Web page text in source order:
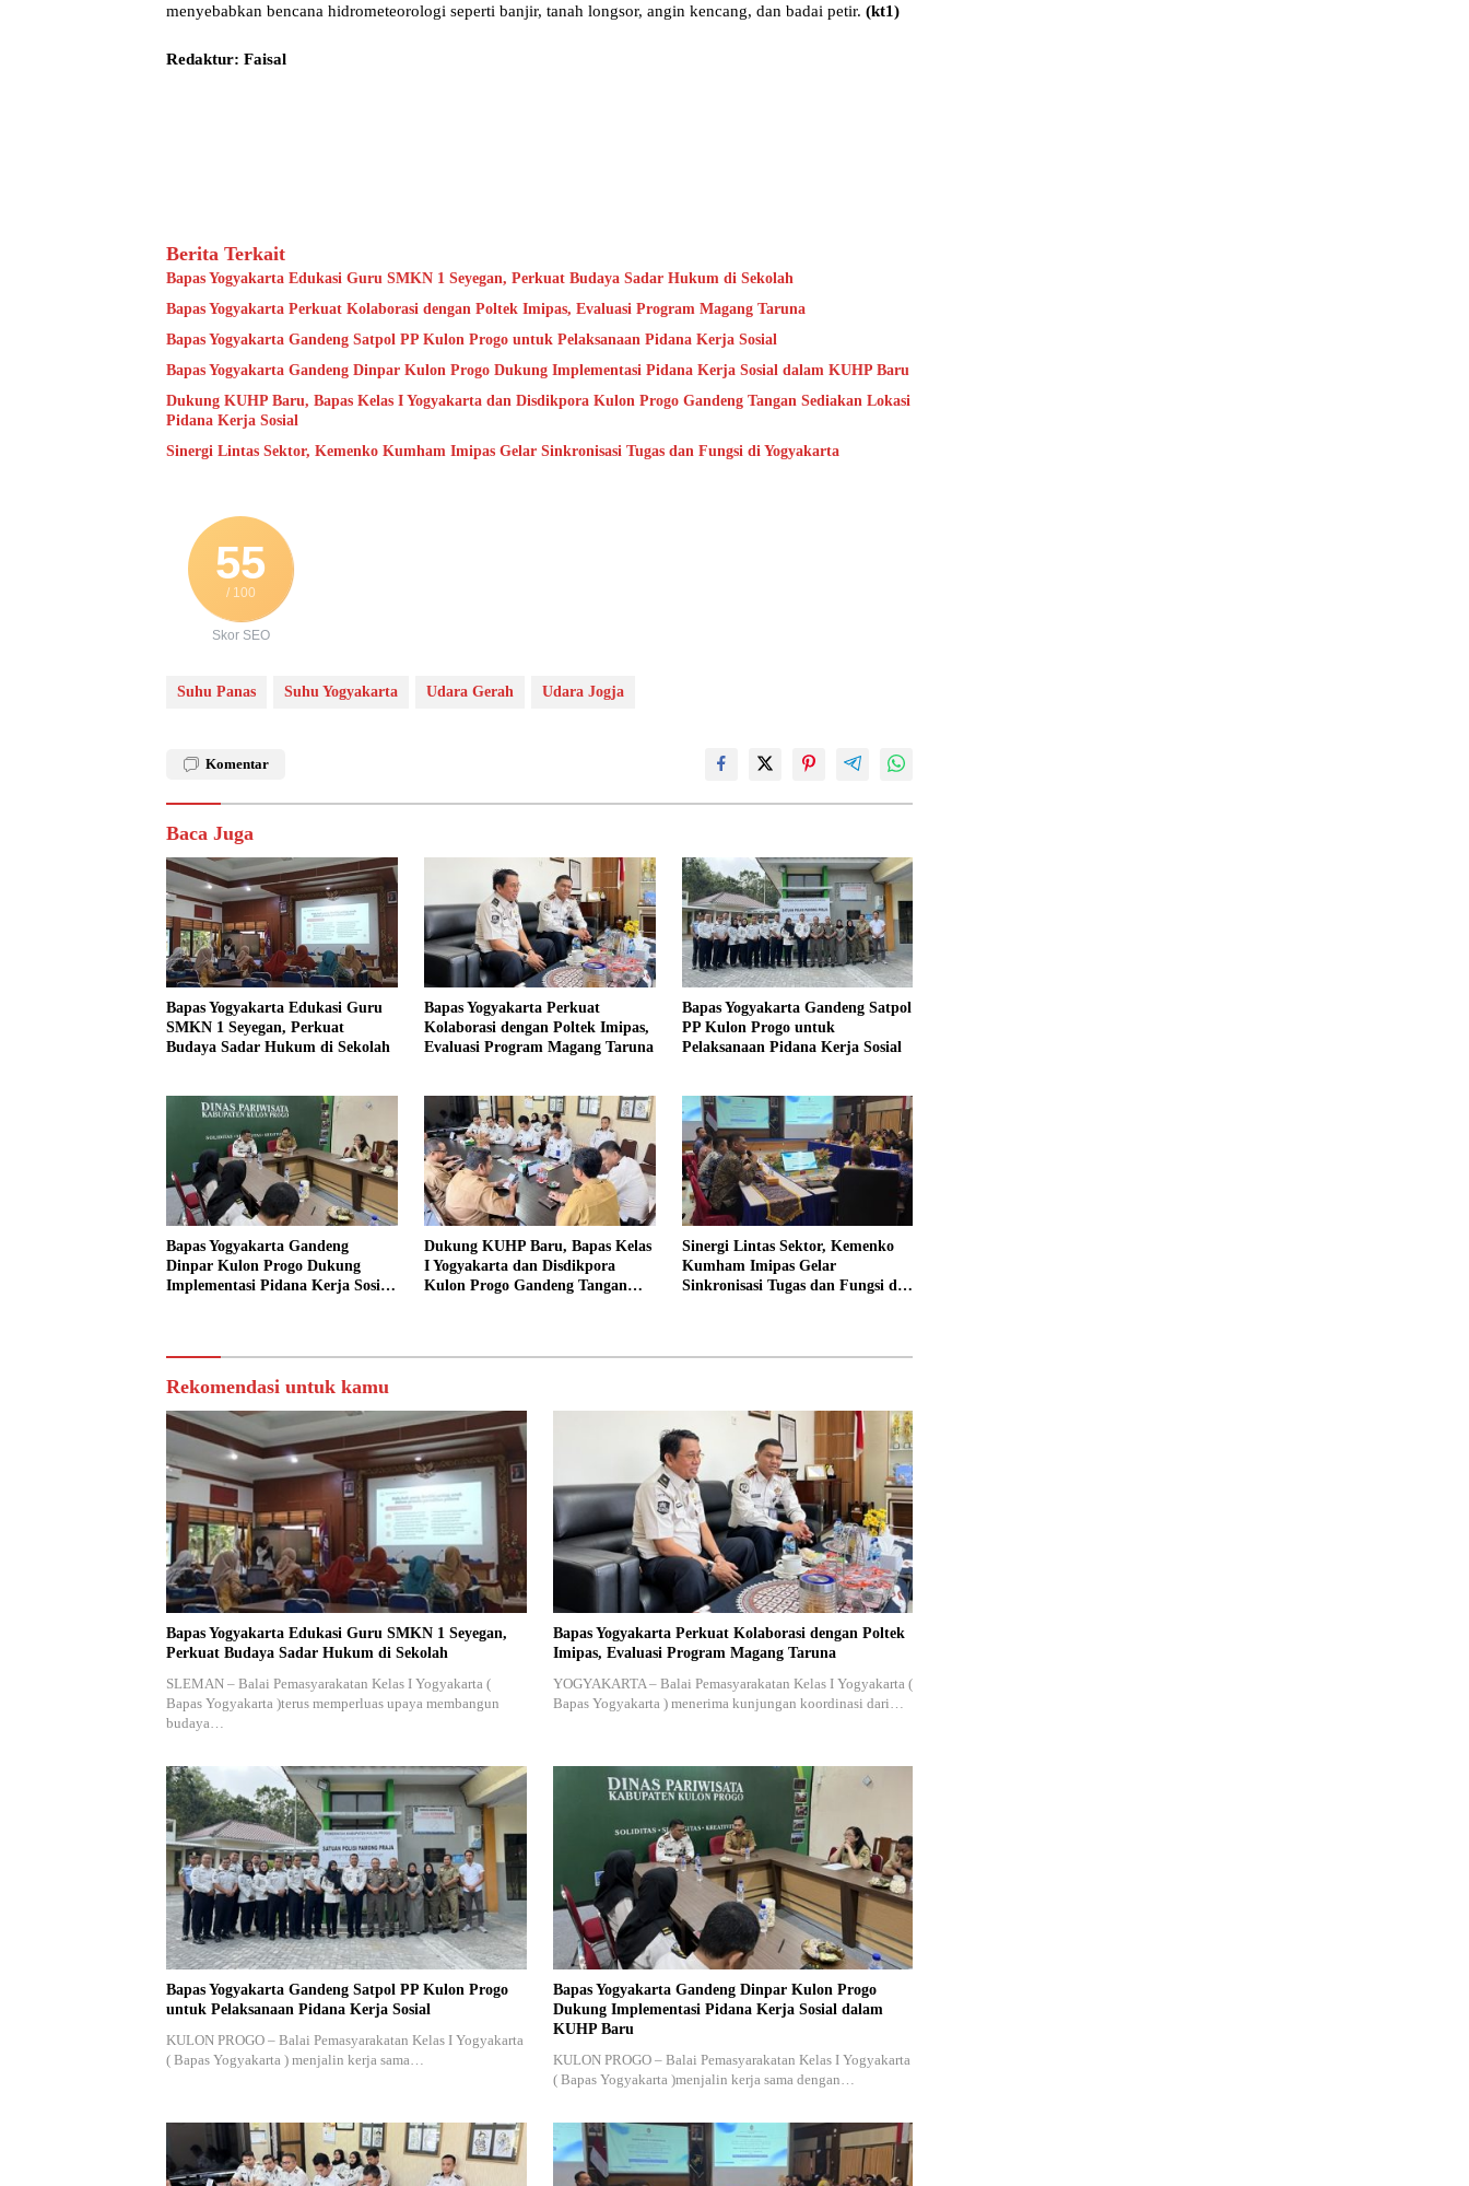
menyebabkan bencana hidrometeorologi seperti banjir, tanah longsor, angin kencang, dan badai petir. (kt1)
Redaktur: Faisal
Berita Terkait
Bapas Yogyakarta Edukasi Guru SMKN 1 Seyegan, Perkuat Budaya Sadar Hukum di Sekolah
Bapas Yogyakarta Perkuat Kolaborasi dengan Poltek Imipas, Evaluasi Program Magang Taruna
Bapas Yogyakarta Gandeng Satpol PP Kulon Progo untuk Pelaksanaan Pidana Kerja Sosial
Bapas Yogyakarta Gandeng Dinpar Kulon Progo Dukung Implementasi Pidana Kerja Sosial dalam KUHP Baru
Dukung KUHP Baru, Bapas Kelas I Yogyakarta dan Disdikpora Kulon Progo Gandeng Tangan Sediakan Lokasi
Pidana Kerja Sosial
Sinergi Lintas Sektor, Kemenko Kumham Imipas Gelar Sinkronisasi Tugas dan Fungsi di Yogyakarta
55
/ 100
Skor SEO
Suhu Panas Suhu Yogyakarta Udara Gerah Udara Jogja
Komentar
Baca Juga
Bapas Yogyakarta Edukasi Guru
SMKN 1 Seyegan, Perkuat
Budaya Sadar Hukum di Sekolah
Bapas Yogyakarta Perkuat
Kolaborasi dengan Poltek Imipas,
Evaluasi Program Magang Taruna
Bapas Yogyakarta Gandeng Satpol
PP Kulon Progo untuk
Pelaksanaan Pidana Kerja Sosial
Bapas Yogyakarta Gandeng
Dinpar Kulon Progo Dukung
Implementasi Pidana Kerja Sosial
Dukung KUHP Baru, Bapas Kelas
I Yogyakarta dan Disdikpora
Kulon Progo Gandeng Tangan
Sinergi Lintas Sektor, Kemenko
Kumham Imipas Gelar
Sinkronisasi Tugas dan Fungsi di
Rekomendasi untuk kamu
Bapas Yogyakarta Edukasi Guru SMKN 1 Seyegan,
Perkuat Budaya Sadar Hukum di Sekolah
SLEMAN – Balai Pemasyarakatan Kelas I Yogyakarta (
Bapas Yogyakarta )terus memperluas upaya membangun
budaya…
Bapas Yogyakarta Perkuat Kolaborasi dengan Poltek
Imipas, Evaluasi Program Magang Taruna
YOGYAKARTA – Balai Pemasyarakatan Kelas I Yogyakarta (
Bapas Yogyakarta ) menerima kunjungan koordinasi dari…
Bapas Yogyakarta Gandeng Satpol PP Kulon Progo
untuk Pelaksanaan Pidana Kerja Sosial
KULON PROGO – Balai Pemasyarakatan Kelas I Yogyakarta
( Bapas Yogyakarta ) menjalin kerja sama…
Bapas Yogyakarta Gandeng Dinpar Kulon Progo
Dukung Implementasi Pidana Kerja Sosial dalam
KUHP Baru
KULON PROGO – Balai Pemasyarakatan Kelas I Yogyakarta
( Bapas Yogyakarta )menjalin kerja sama dengan…